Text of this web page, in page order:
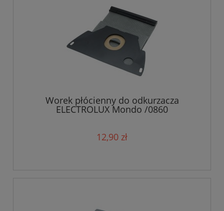
Worek płócienny do odkurzacza
ELECTROLUX Mondo /0860
12,90 zł